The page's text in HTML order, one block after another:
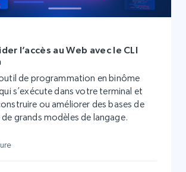
l’accès au Web avec le CLI
de programmation en binôme
s’exécute dans votre terminal et
ou améliorer des bases de
de grands modèles de langage.